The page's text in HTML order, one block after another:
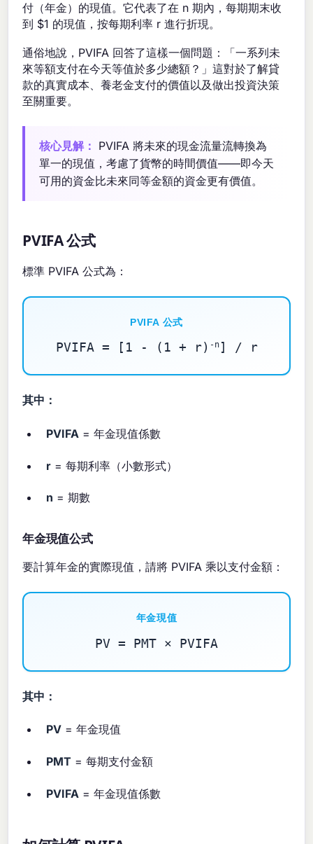
付（年金）的現值。它代表了在 n 期內，每期期末收
到 $1 的現值，按每期利率 r 進行折現。
通俗地說，PVIFA 回答了這樣一個問題：「一系列未
來等額支付在今天等值於多少總額？」這對於了解貸
款的真實成本、養老金支付的價值以及做出投資決策
至關重要。
核心見解： PVIFA 將未來的現金流量流轉換為
單一的現值，考慮了貨幣的時間價值——即今天
可用的資金比未來同等金額的資金更有價值。
PVIFA 公式
標準 PVIFA 公式為：
PVIFA 公式
PVIFA = [1 - (1 + r) -n] / r
其中：
PVIFA = 年金現值係數
r = 每期利率（小數形式）
n = 期數
年金現值公式
要計算年金的實際現值，請將 PVIFA 乘以支付金額：
年金現值
PV = PMT × PVIFA
其中：
PV = 年金現值
PMT = 每期支付金額
PVIFA = 年金現值係數